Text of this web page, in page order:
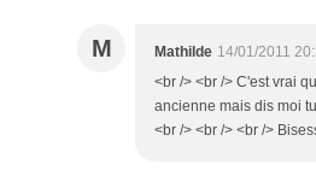
M Mathilde 14/01/2011
<br /> <br /> C'est vrai
ancienne mais dis moi
<br /> <br /> <br />